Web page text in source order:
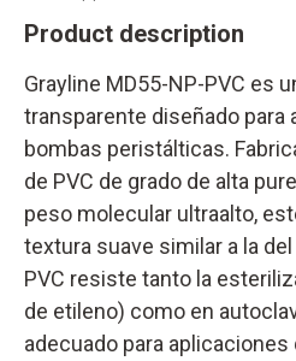
Product description
Grayline MD55-NP-PVC es
transparente diseñado para
bombas peristálticas.
de PVC de grado de alta
peso molecular ultraalto,
textura suave similar a la
PVC resiste tanto la
de etileno) como en
adecuado para aplicaciones